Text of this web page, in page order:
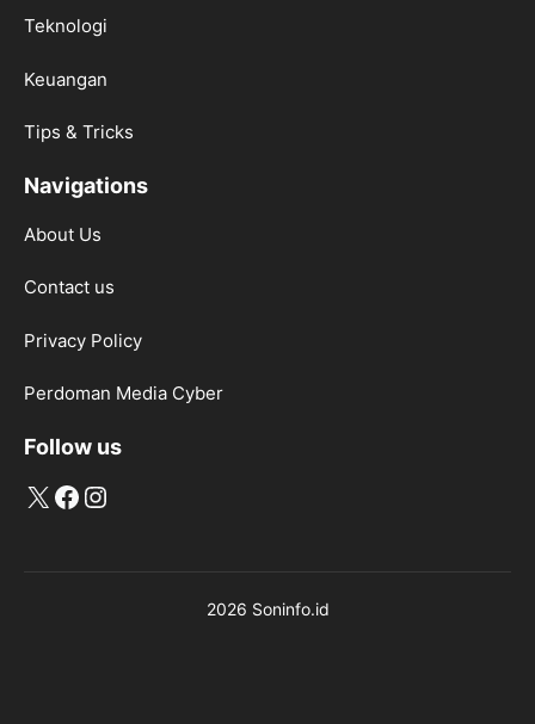
Teknologi
Keuangan
Tips & Tricks
Navigations
About Us
Contact us
Privacy Policy
Perdoman Media Cyber
Follow us
X Facebook
Instagram
2026 Soninfo.id